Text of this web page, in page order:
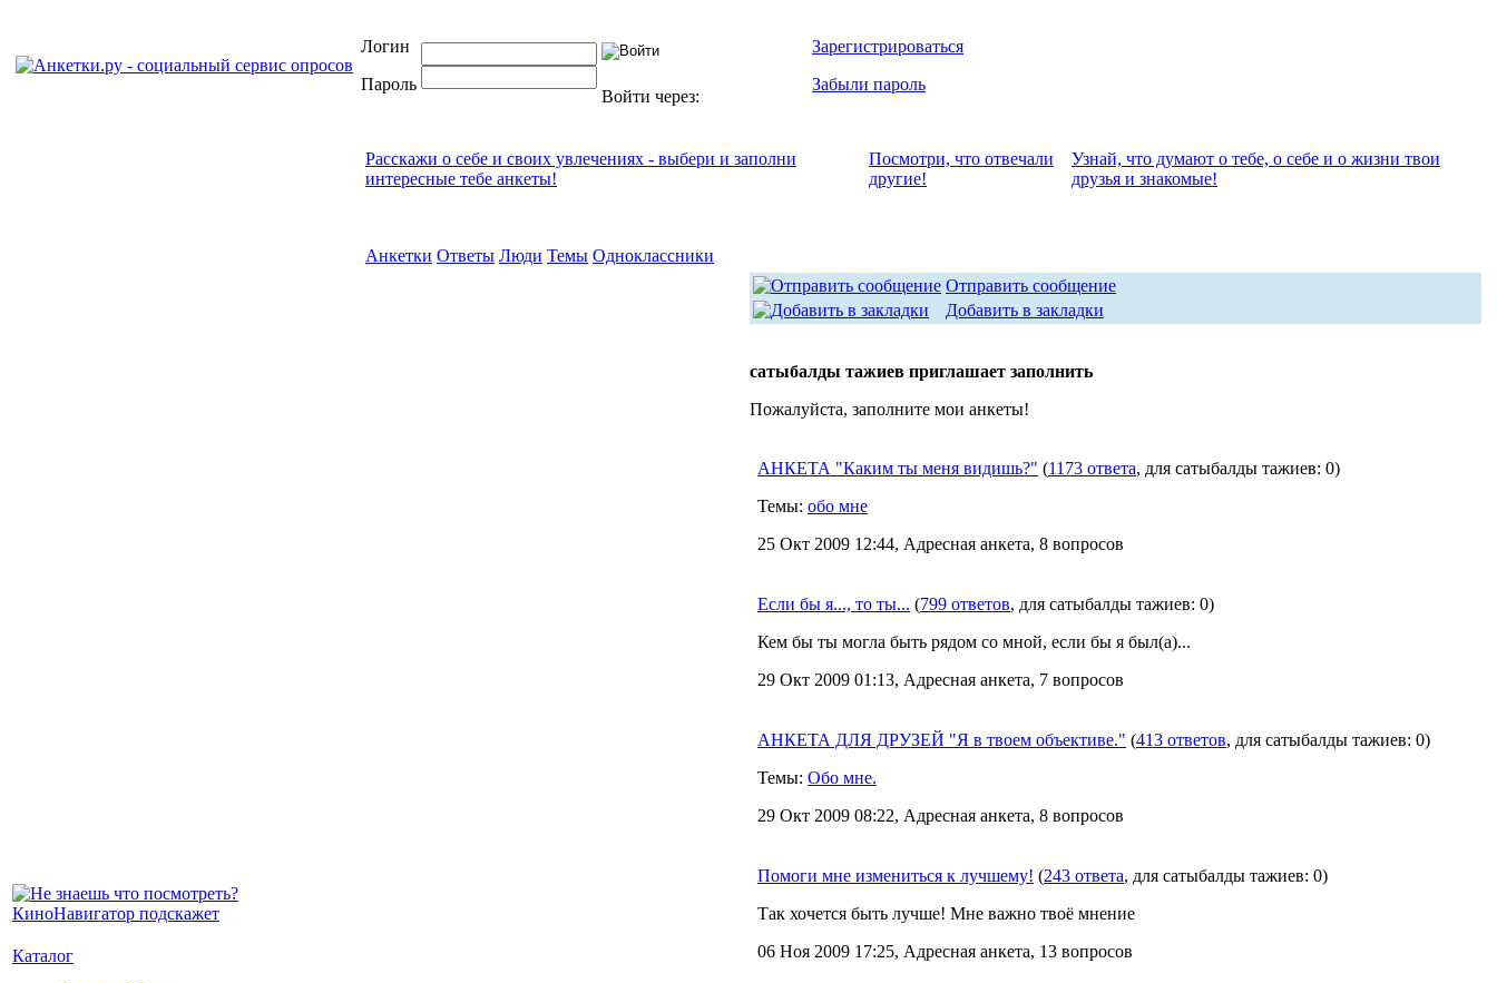
Логин
Пароль
Войти через:
Зарегистрироваться
Забыли пароль
Каталог
Расскажи о себе и своих увлечениях - выбери и заполни
интересные тебе анкеты!
Посмотри, что отвeчали
другие!
Узнай, что думают о тебе, о себе и о жизни твои
друзья и знакомые!
Анкетки Ответы Люди Темы Одноклассники
Отправить сообщение
Добавить в закладки
сатыбалды тажиев приглашает заполнить
Пожалуйста, заполните мои анкеты!
АНКЕТА "Каким ты меня видишь?" (1173 ответа, для сатыбалды тажиев: 0)
Темы: обо мне
25 Окт 2009 12:44, Адресная анкета, 8 вопросов
Если бы я..., то ты... (799 ответов, для сатыбалды тажиев: 0)
Кем бы ты могла быть рядом со мной, если бы я был(а)...
29 Окт 2009 01:13, Адресная анкета, 7 вопросов
АНКЕТА ДЛЯ ДРУЗЕЙ "Я в твоем объективе." (413 ответов, для сатыбалды тажиев: 0)
Темы: Обо мне.
29 Окт 2009 08:22, Адресная анкета, 8 вопросов
Помоги мне измениться к лучшему! (243 ответа, для сатыбалды тажиев: 0)
Так хочется быть лучше! Мне важно твоё мнение
06 Ноя 2009 17:25, Адресная анкета, 13 вопросов